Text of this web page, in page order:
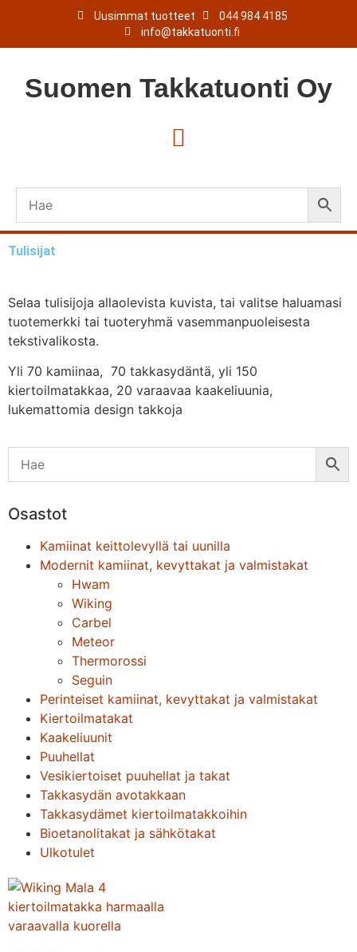
Uusimmat tuotteet
044 984 4185
info@takkatuonti.fi
Suomen Takkatuonti Oy
Tulisijat
Selaa tulisijoja allaolevista kuvista, tai valitse haluamasi
tuotemerkki tai tuoteryhmä vasemmanpuoleisesta
tekstivalikosta.
Yli 70 kamiinaa, 70 takkasydäntä, yli 150
kiertoilmatakkaa, 20 varaavaa kaakeliuunia,
lukemattomia design takkoja
Osastot
Kamiinat keittolevyllä tai uunilla
Modernit kamiinat, kevyttakat ja valmistakat
Hwam
Wiking
Carbel
Meteor
Thermorossi
Seguin
Perinteiset kamiinat, kevyttakat ja valmistakat
Kiertoilmatakat
Kaakeliuunit
Puuhellat
Vesikiertoiset puuhellat ja takat
Takkasydän avotakkaan
Takkasydämet kiertoilmatakkoihin
Bioetanolitakat ja sähkötakat
Ulkotulet